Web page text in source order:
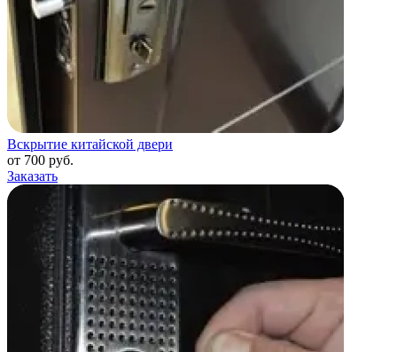
Вскрытие китайской двери
от 700 руб.
Заказать